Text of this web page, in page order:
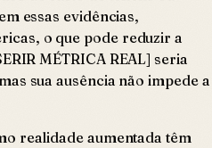
essas evidências,
o que pode reduzir a
MÉTRICA REAL] seria
sua ausência não impede a
realidade aumentada têm